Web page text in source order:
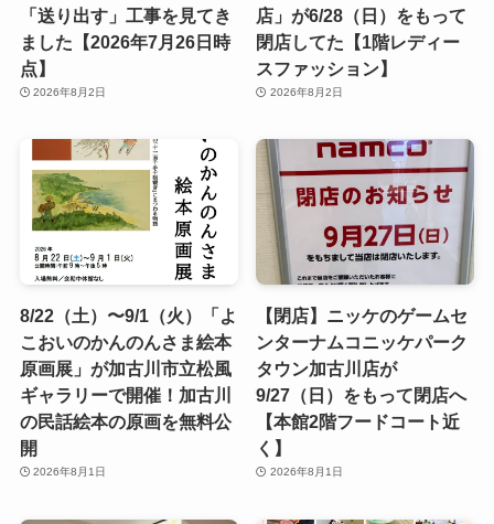
「送り出す」工事を見てき
ました【2026年7月26日時
点】
2026年8月2日
店」が6/28（日）をもって
閉店してた【1階レディー
スファッション】
2026年8月2日
8/22（土）〜9/1（火）「よ
こおいのかんのんさま絵本
原画展」が加古川市立松風
ギャラリーで開催！加古川
の民話絵本の原画を無料公
開
2026年8月1日
【閉店】ニッケのゲームセ
ンターナムコニッケパーク
タウン加古川店が
9/27（日）をもって閉店へ
【本館2階フードコート近
く】
2026年8月1日